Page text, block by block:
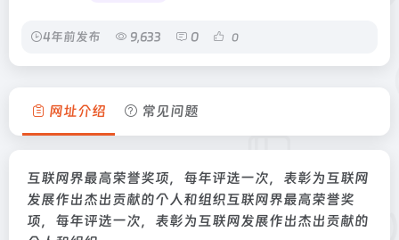
4年前发布 9,633 0 0
网址介绍 常见问题
互联网界最高荣誉奖项，每年评选一次，表彰为互联网
发展作出杰出贡献的个人和组织互联网界最高荣誉奖
项，每年评选一次，表彰为互联网发展作出杰出贡献的